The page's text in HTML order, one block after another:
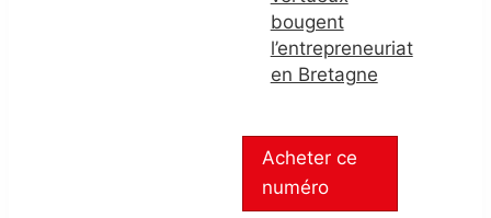
bougent
l’entrepreneuriat
en Bretagne
Acheter ce
numéro